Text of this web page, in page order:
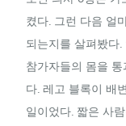
켰다. 그런 다음 얼
되는지를 살펴봤다.
참가자들의 몸을
다. 레고 블록이 배
일이었다. 짧은 사